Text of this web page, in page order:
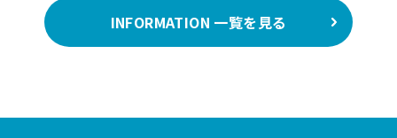
INFORMATION 一覧を見る